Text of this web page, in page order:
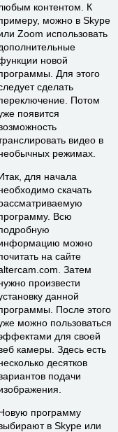
контентом. К
можно в Skype
Zoom использовать
новой
Для этого
сделать
Потом
появится
видео в
режимах.
для начала
скачать
Всю
можно
на сайте
Затем
произвести
данной
После этого
можно пользоваться
для своей
камеры. Здесь есть
десятков
подачи
программу
в Skype или